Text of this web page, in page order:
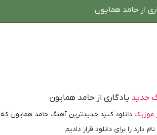
از حامد همایون
جدید یادگاری از حامد همایون
موزیک دانلود کنید جدیدترین آهنگ حامد همایون که
دارد را برای دانلود قرار دادیم